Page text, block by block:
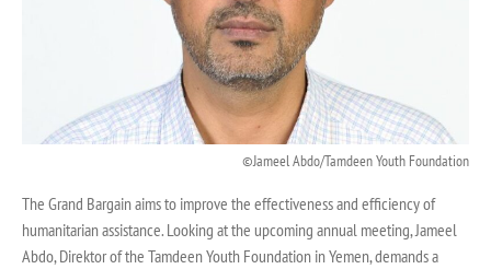
Jameel Abdo/Tamdeen Youth Foundation
The Grand Bargain aims to improve the effectiveness and efficiency of
humanitarian assistance. Looking at the upcoming annual meeting, Jameel
Abdo, Direktor of the Tamdeen Youth Foundation in Yemen, demands a